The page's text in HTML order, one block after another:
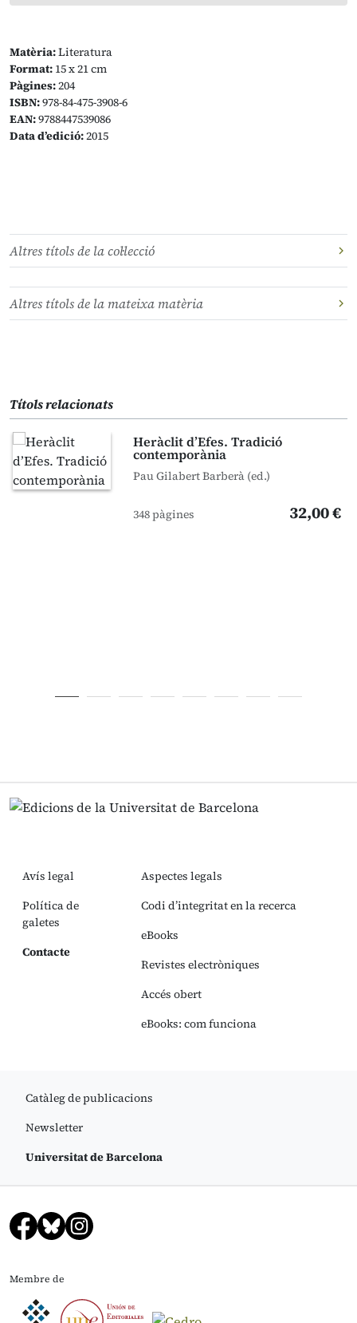
Matèria:Literatura
Format: 15 x 21 cm
Pàgines:204
ISBN:978-84-475-3908-6
EAN:9788447539086
Data d’edició:2015
Altres títols de la col·lecció
Altres títols de la mateixa matèria
Títols relacionats
Heràclit d’Efes. Tradició
contemporània
Pau Gilabert Barberà (ed.)
348 pàgines 32,00 €
Avís legal
Política de
galetes
Contacte
Aspectes legals
Codi d’integritat en la recerca
eBooks
Revistes electròniques
Accés obert
eBooks: com funciona
Catàleg de publicacions
Newsletter
Universitat de Barcelona
Membre de